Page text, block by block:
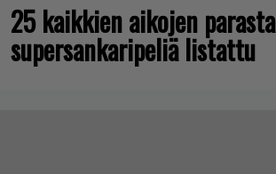
25 kaikkien aikojen parasta
supersankaripeliä listattu